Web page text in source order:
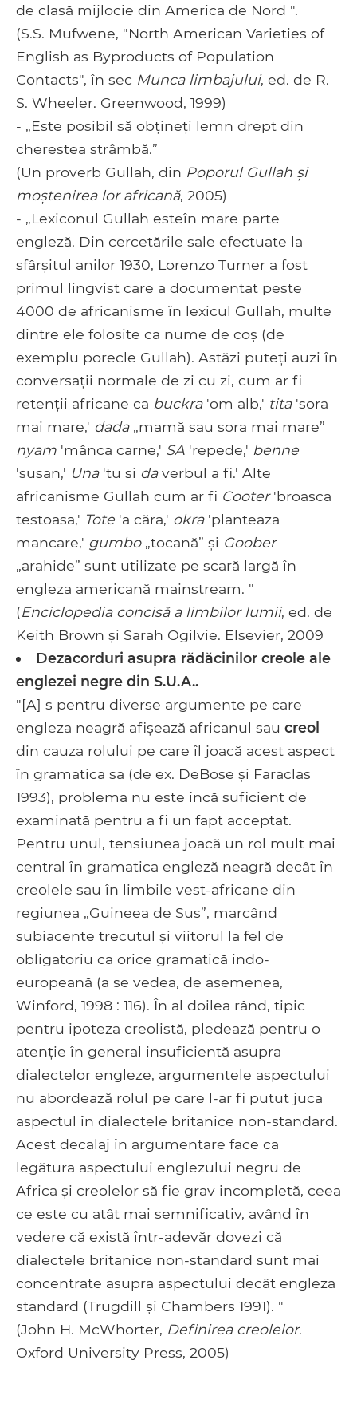
de clasă mijlocie din America de Nord ".
(S.S. Mufwene, "North American Varieties of
English as Byproducts of Population
Contacts", în sec Munca limbajului, ed. de R.
S. Wheeler. Greenwood, 1999)
- „Este posibil să obțineți lemn drept din
cherestea strâmbă.”
(Un proverb Gullah, din Poporul Gullah și
moștenirea lor africană, 2005)
- „Lexiconul Gullah esteîn mare parte
engleză. Din cercetările sale efectuate la
sfârșitul anilor 1930, Lorenzo Turner a fost
primul lingvist care a documentat peste
4000 de africanisme în lexicul Gullah, multe
dintre ele folosite ca nume de coș (de
exemplu porecle Gullah). Astăzi puteți auzi în
conversații normale de zi cu zi, cum ar fi
retenții africane ca buckra'om alb,' tita'sora
mai mare,' dada„mamă sau sora mai mare”
nyam 'mânca carne,' SA 'repede,' benne
'susan,' Una'tu si daverbul a fi.' Alte
africanisme Gullah cum ar fi Cooter'broasca
testoasa,' Tote 'a căra,' okra'planteaza
mancare,' gumbo„tocană” și Goober
„arahide” sunt utilizate pe scară largă în
engleza americană mainstream. "
(Enciclopedia concisă a limbilor lumii, ed. de
Keith Brown și Sarah Ogilvie. Elsevier, 2009
Dezacorduri asupra rădăcinilor creole ale
englezei negre din S.U.A..
"[A] s pentru diverse argumente pe care
engleza neagră afișează africanul sau creol
din cauza rolului pe care îl joacă acest aspect
în gramatica sa (de ex. DeBose și Faraclas
1993), problema nu este încă suficient de
examinată pentru a fi un fapt acceptat.
Pentru unul, tensiunea joacă un rol mult mai
central în gramatica engleză neagră decât în ​​
creolele sau în limbile vest-africane din
regiunea „Guineea de Sus”, marcând
subiacente trecutul și viitorul la fel de
obligatoriu ca orice gramatică indo-
europeană (a se vedea, de asemenea,
Winford, 1998 : 116). În al doilea rând, tipic
pentru ipoteza creolistă, pledează pentru o
atenție în general insuficientă asupra
dialectelor engleze, argumentele aspectului
nu abordează rolul pe care l-ar fi putut juca
aspectul în dialectele britanice non-standard.
Acest decalaj în argumentare face ca
legătura aspectului englezului negru de
Africa și creolelor să fie grav incompletă, ceea
ce este cu atât mai semnificativ, având în
vedere că există într-adevăr dovezi că
dialectele britanice non-standard sunt mai
concentrate asupra aspectului decât engleza
standard (Trugdill și Chambers 1991). "
(John H. McWhorter, Definirea creolelor.
Oxford University Press, 2005)